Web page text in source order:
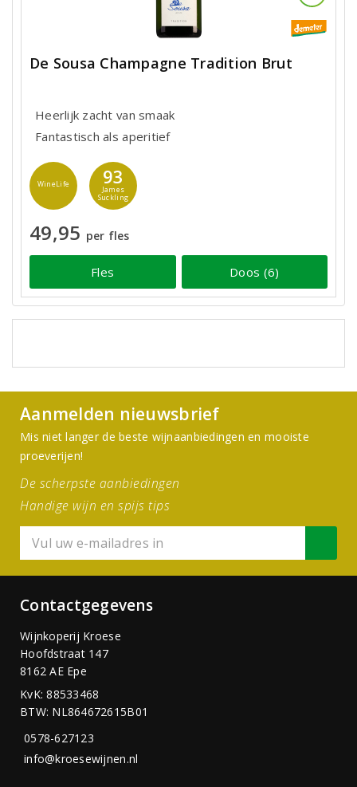
De Sousa Champagne Tradition Brut
Heerlijk zacht van smaak
Fantastisch als aperitief
WineLife 93
James
Suckling
49,95 per fles
Fles Doos (6)
Aanmelden nieuwsbrief
Mis niet langer de beste wijnaanbiedingen en mooiste
proeverijen!
De scherpste aanbiedingen
Handige wijn en spijs tips
Contactgegevens
Wijnkoperij Kroese
Hoofdstraat 147
8162 AE Epe
KvK: 88533468
BTW: NL864672615B01
0578-627123
info@kroesewijnen.nl